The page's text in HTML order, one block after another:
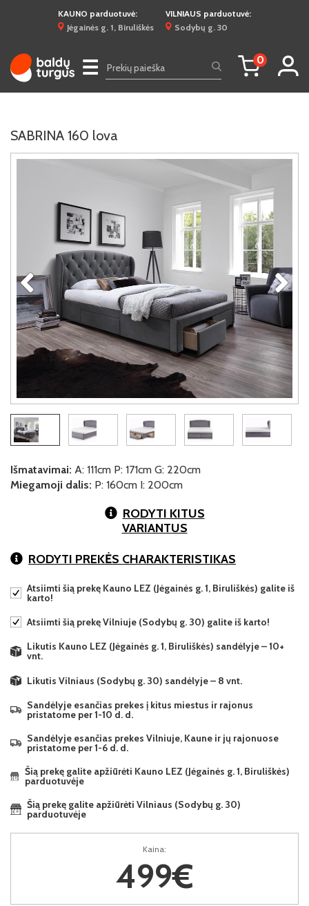
KAUNO parduotuvė:
Jėgainės g. 1, Biruliškės
VILNIAUS parduotuvė:
Sodybų g. 30
☰ 0
SABRINA 160 lova
Išmatavimai: A: 111cm P: 171cm G: 220cm
Miegamoji dalis: P: 160cm I: 200cm
RODYTI KITUS
VARIANTUS
RODYTI PREKĖS CHARAKTERISTIKAS
Atsiimti šią prekę Kauno LEZ (Jėgainės g. 1, Biruliškės) galite iš
karto!
Atsiimti šią prekę Vilniuje (Sodybų g. 30) galite iš karto!
Likutis Kauno LEZ (Jėgainės g. 1, Biruliškės) sandėlyje – 10+
vnt.
Likutis Vilniaus (Sodybų g. 30) sandėlyje – 8 vnt.
Sandėlyje esančias prekes į kitus miestus ir rajonus
pristatome per 1-10 d. d.
Sandėlyje esančias prekes Vilniuje, Kaune ir jų rajonuose
pristatome per 1-6 d. d.
Šią prekę galite apžiūrėti Kauno LEZ (Jėgainės g. 1, Biruliškės)
parduotuvėje
Šią prekę galite apžiūrėti Vilniaus (Sodybų g. 30)
parduotuvėje
Kaina:
499€